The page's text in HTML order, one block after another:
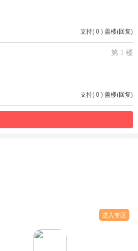
支持(0 ) 盖楼(回复)
第 1 楼
支持(0 ) 盖楼(回复)
进入专区